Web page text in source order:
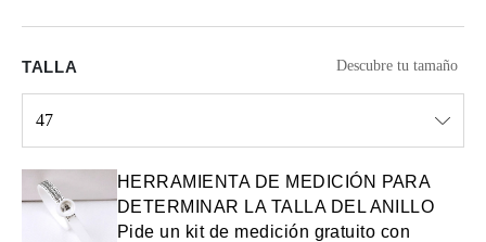
TALLA Descubre tu tamaño
47
HERRAMIENTA DE MEDICIÓN PARA
DETERMINAR LA TALLA DEL ANILLO
Pide un kit de medición gratuito con